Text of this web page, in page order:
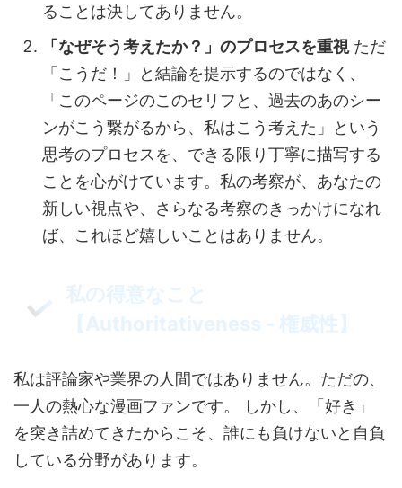
ることは決してありません。
「なぜそう考えたか？」のプロセスを重視ただ
「こうだ！」と結論を提示するのではなく、
「このページのこのセリフと、過去のあのシー
ンがこう繋がるから、私はこう考えた」という
思考のプロセスを、できる限り丁寧に描写する
ことを心がけています。私の考察が、あなたの
新しい視点や、さらなる考察のきっかけになれ
ば、これほど嬉しいことはありません。
私の得意なこと
【Authoritativeness - 権威性】
私は評論家や業界の人間ではありません。ただの、
一人の熱心な漫画ファンです。 しかし、「好き」
を突き詰めてきたからこそ、誰にも負けないと自負
している分野があります。